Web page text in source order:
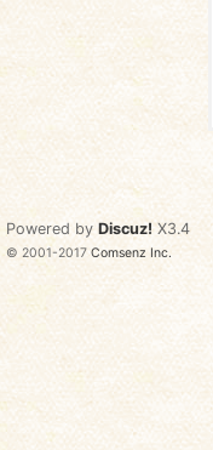
Powered by Discuz! X3.4
© 2001-2017Comsenz Inc.